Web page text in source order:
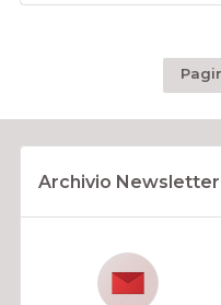
Archivio Newsletter